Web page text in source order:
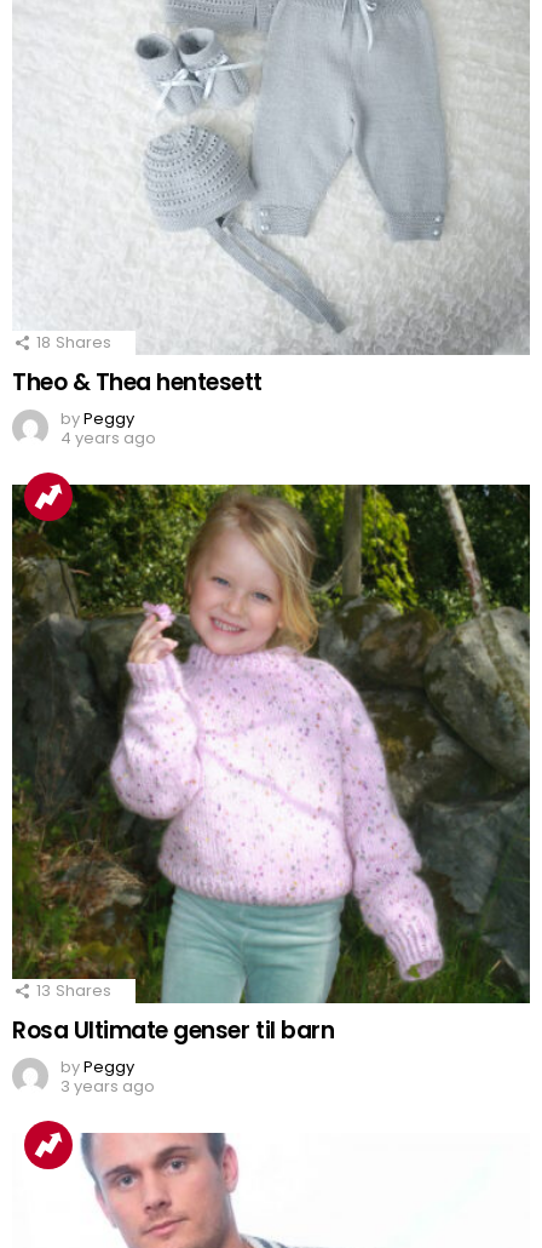
18 Shares
Theo & Thea hentesett
byPeggy
4 years ago
13 Shares
Rosa Ultimate genser til barn
byPeggy
3 years ago